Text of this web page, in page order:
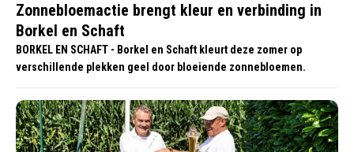
Zonnebloemactie brengt kleur en verbinding in
Borkel en Schaft
BORKEL EN SCHAFT - Borkel en Schaft kleurt deze zomer op
verschillende plekken geel door bloeiende zonnebloemen.